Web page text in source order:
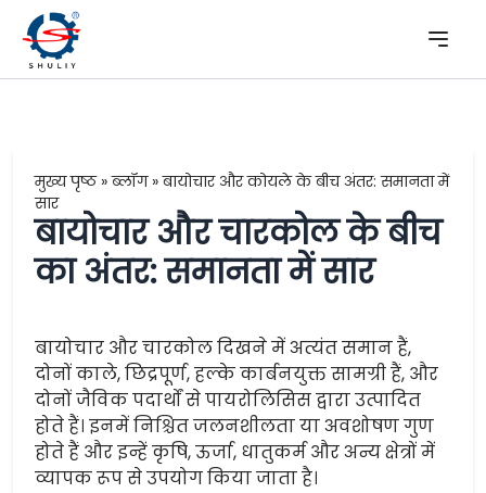
मुख्य पृष्ठ»ब्लॉग»बायोचार और कोयले के बीच अंतर: समानता में
सार
बायोचार और चारकोल के बीच
का अंतर: समानता में सार
बायोचार और चारकोल दिखने में अत्यंत समान हैं,
दोनों काले, छिद्रपूर्ण, हल्के कार्बनयुक्त सामग्री हैं, और
दोनों जैविक पदार्थों से पायरोलिसिस द्वारा उत्पादित
होते हैं। इनमें निश्चित जलनशीलता या अवशोषण गुण
होते हैं और इन्हें कृषि, ऊर्जा, धातुकर्म और अन्य क्षेत्रों में
व्यापक रूप से उपयोग किया जाता है।